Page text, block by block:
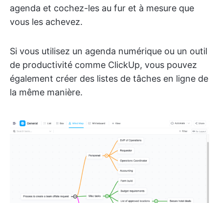
agenda et cochez-les au fur et à mesure que
vous les achevez.
Si vous utilisez un agenda numérique ou un outil
de productivité comme ClickUp, vous pouvez
également créer des listes de tâches en ligne de
la même manière.